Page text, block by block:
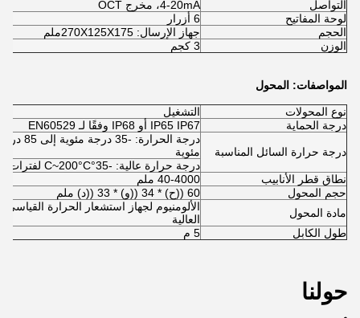
التواصل
4-20mA، مخرج OCT
لوحة المفاتيح
6 أزرار
الحجم
جهاز الإرسال: 270X125X175ملم
الوزن
3 كجم
المواصفات: المحول
نوع المحولات
التشغيل
درجة الحماية
IP65 IP67 أو IP68 وفقًا لـ EN60529
درجة حرارة السائل المناسبة
مئوية
درجة حرارة عالية: -35°C~200°C لفترات قصيرة تصل إلى 250°C
نطاق قطر الأنابيب
40-4000 ملم
حجم المحول
60 ((ح) * 34 ((و) * 33 ((د) ملم
مادة المحول
الألومنيوم لجهاز استشعار الحرارة
العالية
طول الكابل
5 م
حولنا